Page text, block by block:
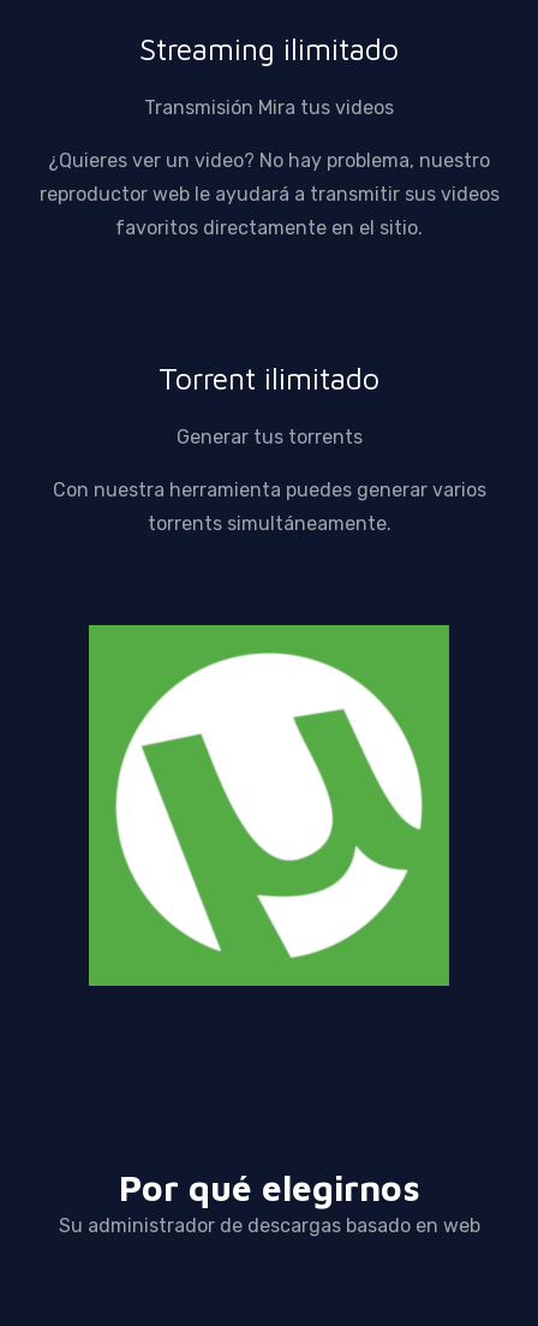
Streaming ilimitado
Transmisión Mira tus videos
¿Quieres ver un video? No hay problema, nuestro
reproductor web le ayudará a transmitir sus videos
favoritos directamente en el sitio.
Torrent ilimitado
Generar tus torrents
Con nuestra herramienta puedes generar varios
torrents simultáneamente.
Por qué elegirnos
Su administrador de descargas basado en web